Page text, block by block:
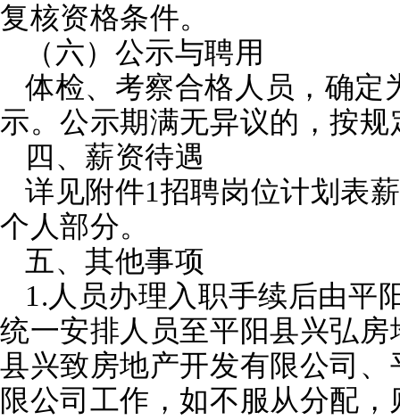
复核资格条件。
（六）公示与聘用
体检、考察合格人员，确定
示。公示期满无异议的，按
四、薪资待遇
详见附件1招聘岗位计划表
个人部分。
五、其他事项
1.人员办理入职手续后由平
统一安排人员至平阳县兴弘
县兴致房地产开发有限公司
限公司工作，如不服从分配